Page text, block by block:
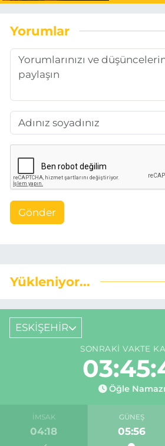
Yorumlar
Gönder
Yükleniyor...
ESKİŞEHİR
SONRAKI VAKTE
Öğle Namazı
İMSAK
04:18
GÜNEŞ
05:56